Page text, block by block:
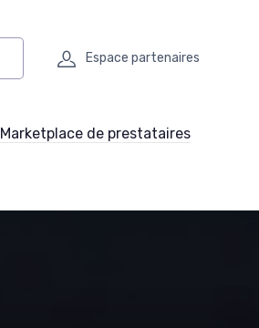
Espace partenaires
Marketplace de prestataires